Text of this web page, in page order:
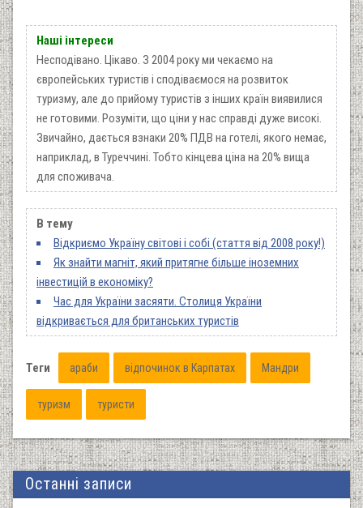
Наші інтереси
Несподівано. Цікаво. З 2004 року ми чекаємо на
європейських туристів і сподіваємося на розвиток
туризму, але до прийому туристів з інших країн виявилися
не готовими. Розуміти, що ціни у нас справді дуже високі.
Звичайно, дається взнаки 20% ПДВ на готелі, якого немає,
наприклад, в Туреччині. Тобто кінцева ціна на 20% вища
для споживача.
В тему
Відкриємо Україну світові і собі (стаття від 2008 року!)
Як знайти магніт, який притягне більше іноземних
інвестицій в економіку?
Час для України засяяти. Столиця України
відкривається для британських туристів
Теги араби відпочинок в Карпатах Мандри
туризм туристи
Останні записи